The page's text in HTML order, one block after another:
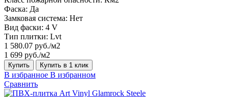
Фаска: Да
Замковая система: Нет
Вид фаски: 4 V
Тип плитки: Lvt
1 580.07 руб./м2
1 699 руб./м2
Купить Купить в 1 клик
В избранное В избранном
Сравнить